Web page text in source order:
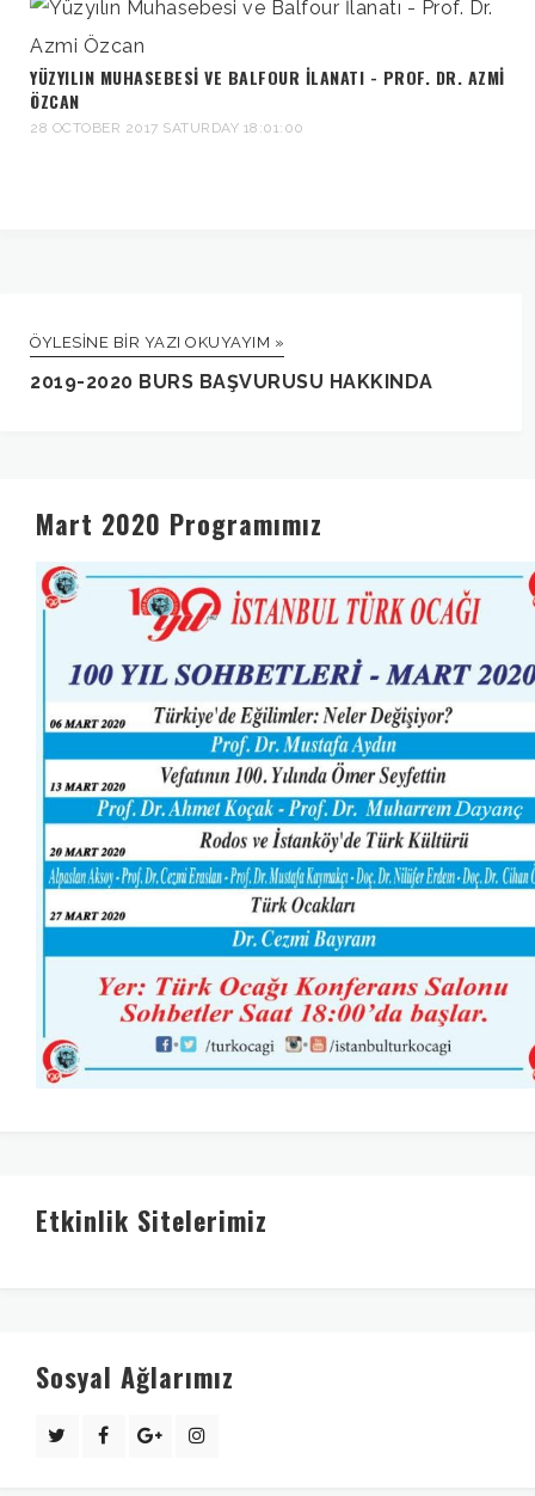
YÜZYILIN MUHASEBESI VE BALFOUR İLANATI - PROF. DR. AZMI
ÖZCAN
28 OCTOBER 2017 SATURDAY 18:01:00
ÖYLESINE BIR YAZI OKUYAYIM »
2019-2020 BURS BAŞVURUSU HAKKINDA
Mart 2020 Programımız
Etkinlik Sitelerimiz
Sosyal Ağlarımız